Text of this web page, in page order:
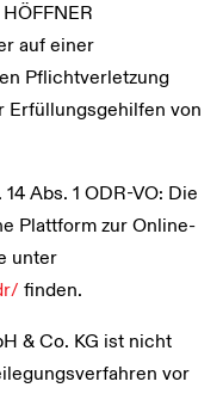
auf einer
Pflichtverletzung
Erfüllungsgehilfen von
Abs. 1 ODR-VO: Die
Plattform zur Online-
unter
finden.
& Co. KG ist nicht
vor